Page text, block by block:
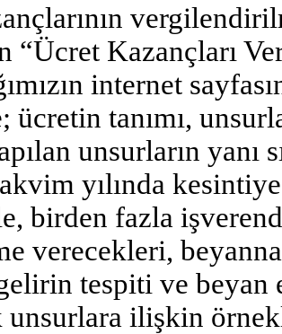
“Ücret Kazançları
internet
ücretin tanımı,
unsurların yanı
yılında
birden fazla
verecekleri,
tespiti ve
unsurlara ilişkin